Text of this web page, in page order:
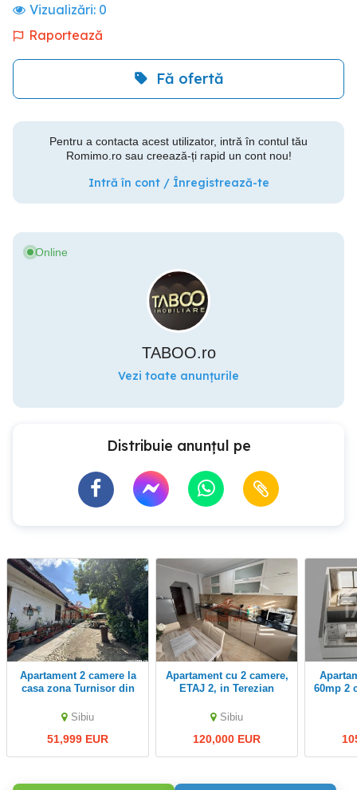
Vizualizări: 0
Raportează
Fă ofertă
Pentru a contacta acest utilizator, intră în contul tău
Romimo.ro sau creează-ți rapid un cont nou!
Intră în cont / Înregistrează-te
Online
TABOO.ro
Vezi toate anunțurile
Distribuie anunțul pe
Apartament 2 camere la
casa zona Turnisor din
Sibiu
51,999 EUR
Apartament cu 2 camere,
ETAJ 2, in Terezian
Sibiu
120,000 EUR
Apartament de vanzare
60mp 2